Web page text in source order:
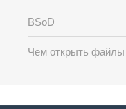
BSoD
Чем открыть файлы